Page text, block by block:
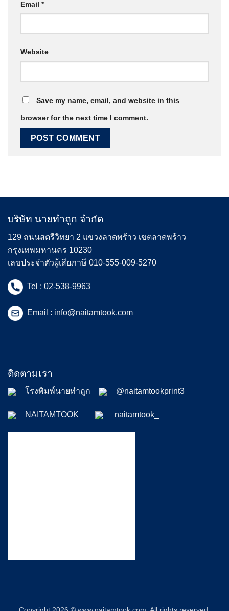
Email *
Website
Save my name, email, and website in this
browser for the next time I comment.
บริษัท นายทำถูก จำกัด
129 ถนนสตรีวิทยา 2 แขวงลาดพร้าว เขตลาดพร้าว
กรุงเทพมหานคร 10230
เลขประจำตัวผู้เสียภาษี 010-555-009-5270
Tel : 02-538-9963
Email : info@naitamtook.com
ติดตามเรา
โรงพิมพ์นายทำถูก @naitamtookprint3
NAITAMTOOK naitamtook_